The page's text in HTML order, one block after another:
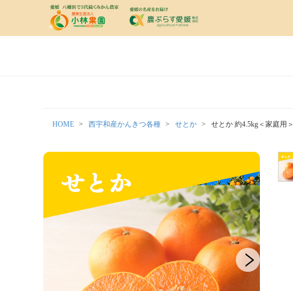
HOME 西宇和産かんきつ各種 せとか せとか 約4.5kg＜家庭用＞